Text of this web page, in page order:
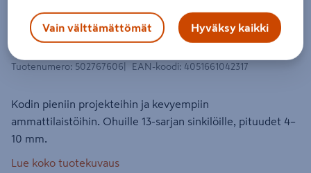
Sinkiläpistooli Rapid R13
RAPID
Tuotenumero: 502767606 EAN-koodi: 4051661042317
Kodin pieniin projekteihin ja kevyempiin
ammattilaistöihin. Ohuille 13-sarjan sinkilöille, pituudet 4–
10 mm.
Lue koko tuotekuvaus
Vain välttämättömät Hyväksy kaikki